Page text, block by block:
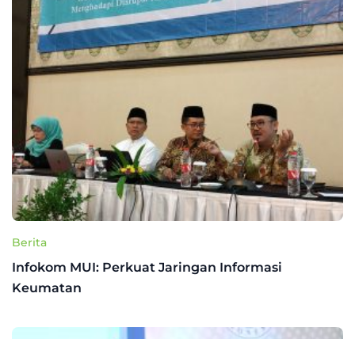
Berita
Infokom MUI: Perkuat Jaringan Informasi
Keumatan